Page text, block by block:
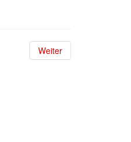
Weiter